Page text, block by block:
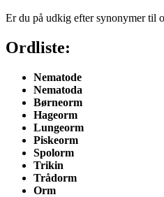
Er du på udkig efter synonymer til
Ordliste:
Nematode
Nematoda
Børneorm
Hageorm
Lungeorm
Piskeorm
Spolorm
Trikin
Trådorm
Orm